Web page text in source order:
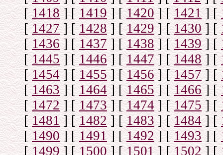
[1418] [1419] [1420] [1421] [
[1427] [1428] [1429 ] [1430] [
[1436] [1437] [1438] [1439] [
[1445] [1446] [1447] [1448] [
[1454] [1455] [1456] [1457] [
[1463] [1464] [1465] [1466] [
[1472] [1473] [1474] [1475] [
[1481] [1482] [1483] [1484] [
[1490] [1491] [1492] [1493] [
[1499] [1500] [1501] [1502] [